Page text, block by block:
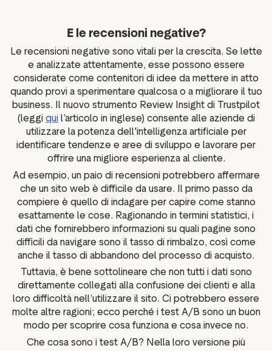
E le recensioni negative?
Le recensioni negative sono vitali per la crescita. Se lette
e analizzate attentamente, esse possono essere
considerate come contenitori di idee da mettere in atto
quando provi a sperimentare qualcosa o a migliorare il tuo
business. Il nuovo strumento Review Insight di Trustpilot
(leggi qui l’articolo in inglese) consente alle aziende di
utilizzare la potenza dell'intelligenza artificiale per
identificare tendenze e aree di sviluppo e lavorare per
offrire una migliore esperienza al cliente.
Ad esempio, un paio di recensioni potrebbero affermare
che un sito web è difficile da usare. Il primo passo da
compiere è quello di indagare per capire come stanno
esattamente le cose. Ragionando in termini statistici, i
dati che fornirebbero informazioni su quali pagine sono
difficili da navigare sono il tasso di rimbalzo, così come
anche il tasso di abbandono del processo di acquisto.
Tuttavia, è bene sottolineare che non tutti i dati sono
direttamente collegati alla confusione dei clienti e alla
loro difficoltà nell’utilizzare il sito. Ci potrebbero essere
molte altre ragioni; ecco perché i test A/B sono un buon
modo per scoprire cosa funziona e cosa invece no.
Che cosa sono i test A/B? Nella loro versione più